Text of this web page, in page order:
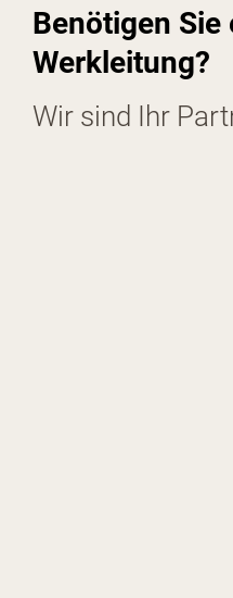
Benötigen Sie
Werkleitung?
Wir sind Ihr